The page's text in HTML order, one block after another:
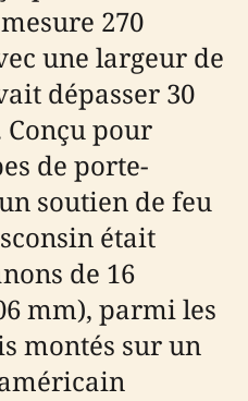
270
une largeur de
dépasser 30
pour
de porte-
soutien de feu
était
de 16
mm), parmi les
montés sur un